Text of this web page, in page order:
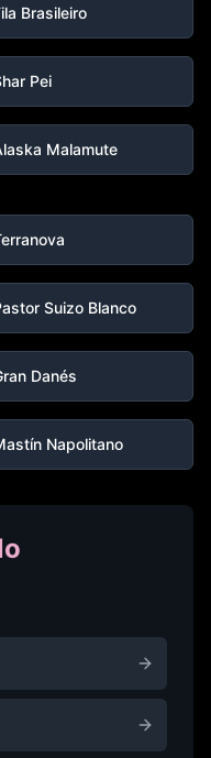
Brasileiro
Pei
Malamute
Suizo Blanco
Danés
Napolitano